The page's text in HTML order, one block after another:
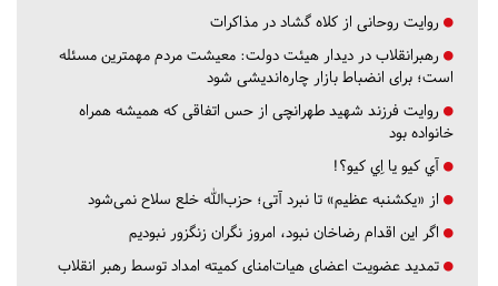
روایت روحانی از کلاه گشاد در مذاکرات
رهبرانقلاب در دیدار هیئت دولت: معیشت مردم مهمترین مسئله
است؛ برای انضباط بازار چاره‌اندیشی شود
روایت فرزند شهید طهرانچی از حس اتفاقی که همیشه همراه
خانواده بود
آي كيو يا اِي كيو؟!
از «یکشنبه عظیم» تا نبرد آتی؛ حزب‌الله خلع سلاح نمی‌شود
اگر این اقدام رضاخان نبود، امروز نگران زنگزور نبودیم
تمدید عضویت اعضای هیات‌امنای کمیته امداد توسط رهبر انقلاب